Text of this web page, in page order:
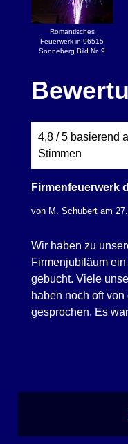
Romantisches
Feuerwerk in 96515
Sonneberg Bild Nr. 9
4,8 / 5 basierend
Stimmen
Firmenfeuerwerk
von M. Schubert am
Wir haben zu
Firmenjubiläum
gebucht. Viele
haben noch oft
gesprochen. Es